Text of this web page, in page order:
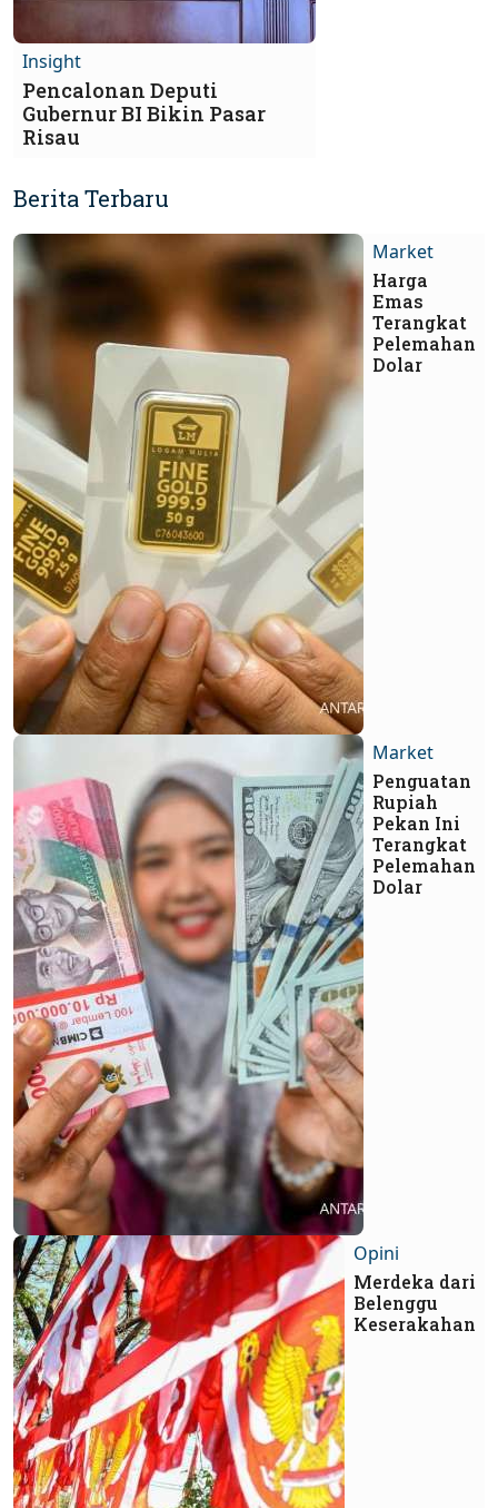
Insight
Pencalonan Deputi
Gubernur BI Bikin Pasar
Risau
Berita Terbaru
Market
Harga
Emas
Terangkat
Pelemahan
Dolar
Market
Penguatan
Rupiah
Pekan Ini
Terangkat
Pelemahan
Dolar
Opini
Merdeka dari
Belenggu
Keserakahan